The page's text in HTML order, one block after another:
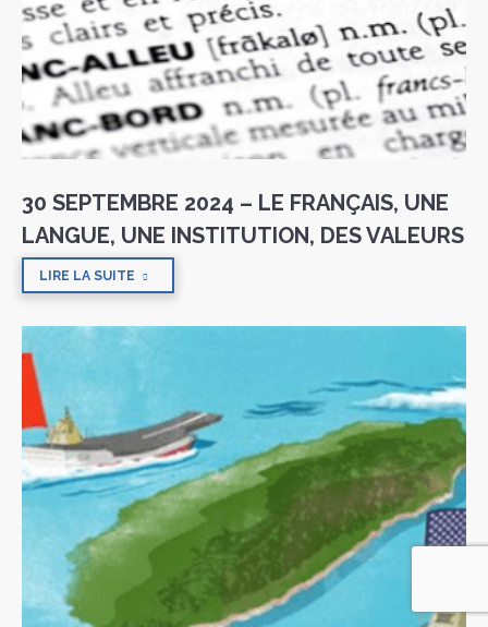
30 SEPTEMBRE 2024 – LE FRANÇAIS, UNE
LANGUE, UNE INSTITUTION, DES VALEURS
LIRE LA SUITE